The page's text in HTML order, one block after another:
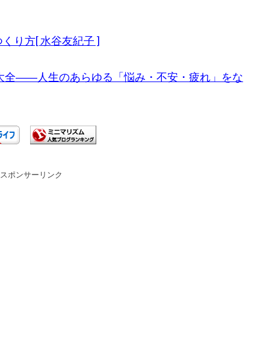
り方[ 水谷友紀子 ]
全――人生のあらゆる「悩み・不安・疲れ」をな
スポンサーリンク